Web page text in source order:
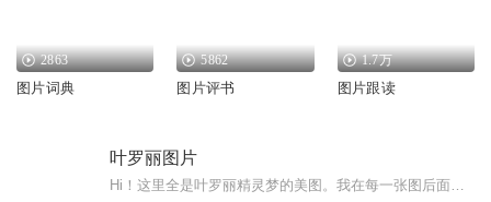
2863
图片词典
5862
图片评书
1.7万
图片跟读
叶罗丽图片